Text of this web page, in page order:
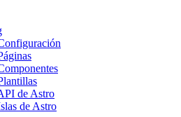
de Astro
de Astro